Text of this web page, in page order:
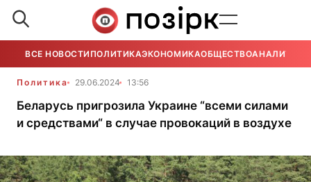
ВСЕ НОВОСТИ ПОЛИТИКАЭКОНОМИКАОБЩЕСТВОАНАЛИТИКА
Политика 29.06.2024 13:56
Беларусь пригрозила Украине “всеми силами
и средствами“ в случае провокаций в воздухе